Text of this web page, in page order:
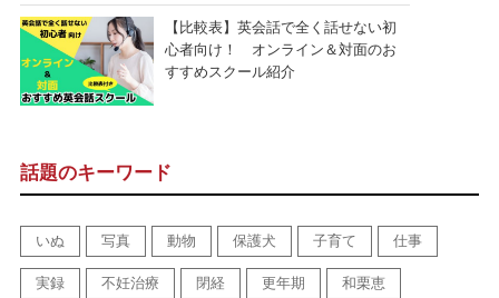
【比較表】英会話で全く話せない初
心者向け！ オンライン＆対面のお
すすめスクール紹介
話題のキーワード
いぬ 写真 動物 保護犬 子育て 仕事
実録 不妊治療 閉経 更年期 和栗恵